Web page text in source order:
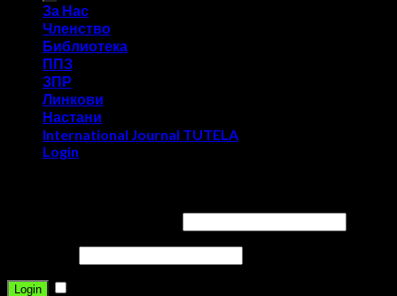
За Нас
Членство
Библиотека
ППЗ
ЗПР
Линкови
Настани
International Journal TUTELA
Login
Login